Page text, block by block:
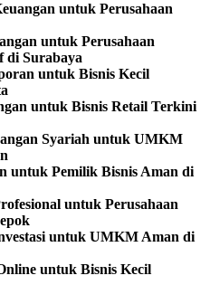
untuk Perusahaan
untuk Perusahaan
di Surabaya
untuk Bisnis Kecil
untuk Bisnis Retail Terkini
Syariah untuk UMKM
untuk Pemilik Bisnis Aman di
untuk Perusahaan
untuk UMKM Aman di
untuk Bisnis Kecil